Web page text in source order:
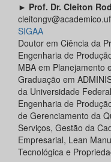
► Prof. Dr. Cleiton
SIGAA
Doutor em Ciência da
Engenharia de
MBA em Planejamento
Graduação em
da Universidade
Engenharia de
de Gerenciamento da
Serviços, Gestão da
Empresarial, Lean
Tecnológica e